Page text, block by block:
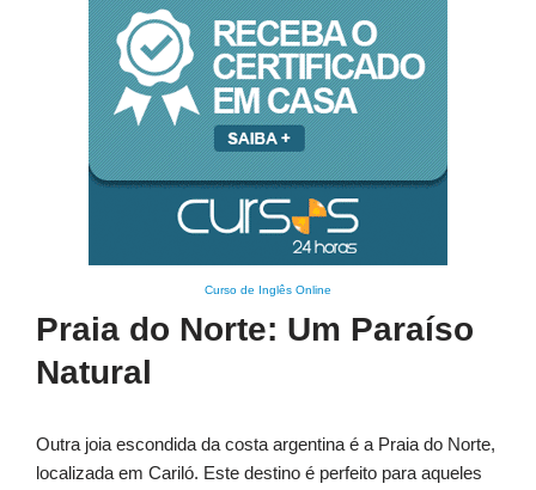
Curso de Inglês Online
Praia do Norte: Um Paraíso
Natural
Outra joia escondida da costa argentina é a Praia do Norte,
localizada em Cariló. Este destino é perfeito para aqueles